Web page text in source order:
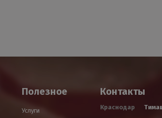
Полезное
Услуги
Контакты
Краснодар